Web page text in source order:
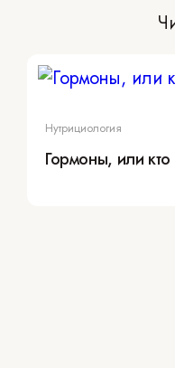
Нутрициология
Гормоны, или